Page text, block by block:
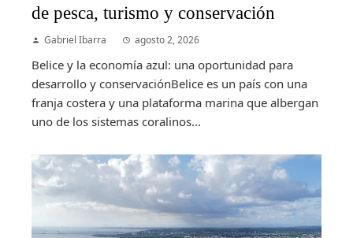
de pesca, turismo y conservación
Gabriel Ibarra agosto 2, 2026
Belice y la economía azul: una oportunidad para
desarrollo y conservaciónBelice es un país con una
franja costera y una plataforma marina que albergan
uno de los sistemas coralinos...